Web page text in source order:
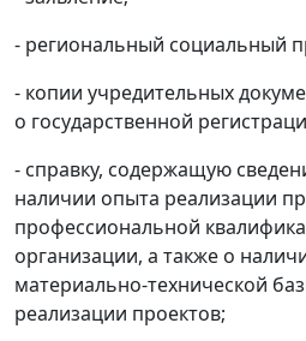
- региональный социальный
- копии учредительных
о государственной
- справку, содержащую
наличии опыта реализации
профессиональной
организации, а также о
материально-технической
реализации проектов;